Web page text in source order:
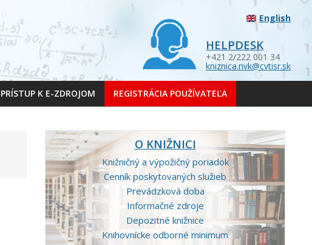
English
HELPDESK
+421 2/222 001 34
kniznica.nvk@cvtisr.sk
PRÍSTUP K E-ZDROJOM REGISTRÁCIA POUŽÍVATEĽA
O KNIŽNICI
Knižničný a výpožičný poriadok
Cenník poskytovaných služieb
Prevádzková doba
Informačné zdroje
Depozitné knižnice
Knihovnícke odborné minimum